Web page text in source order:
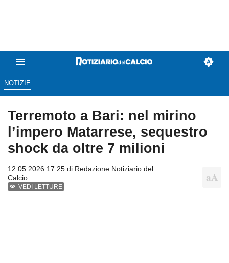
NOTIZIE
Terremoto a Bari: nel mirino
l’impero Matarrese, sequestro
shock da oltre 7 milioni
12.05.2026 17:25 di Redazione Notiziario del
Calcio
VEDI LETTURE